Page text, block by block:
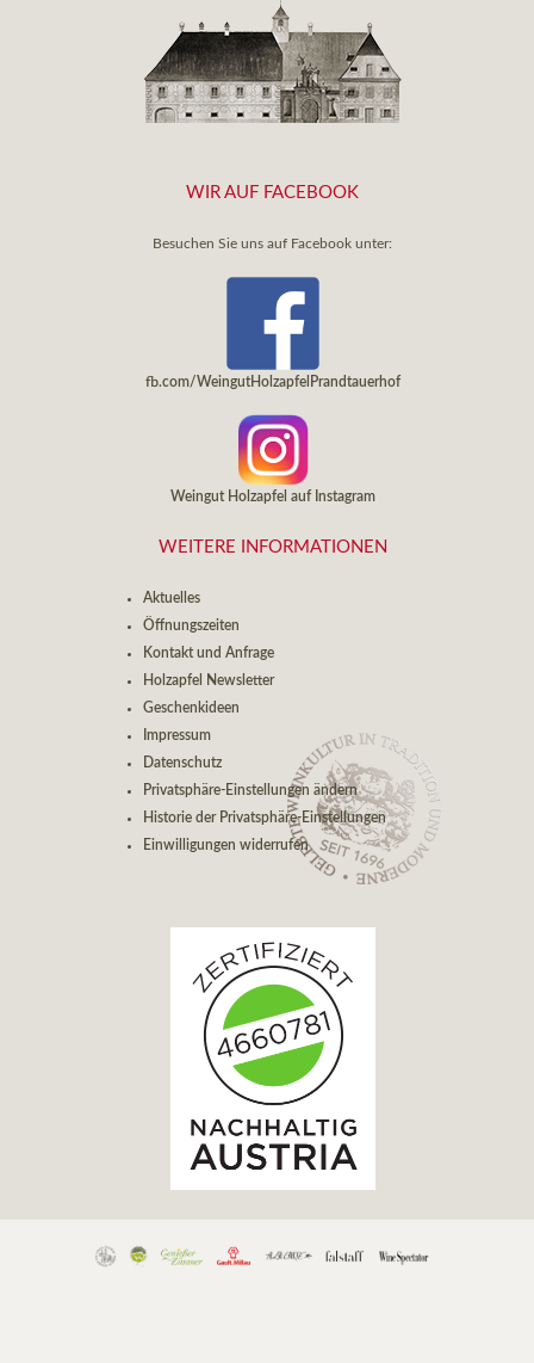
WIR AUF FACEBOOK
Besuchen Sie uns auf Facebook unter:
fb.com/WeingutHolzapfelPrandtauerhof
Weingut Holzapfel auf Instagram
WEITERE INFORMATIONEN
Aktuelles
Öffnungszeiten
Kontakt und Anfrage
Holzapfel Newsletter
Geschenkideen
Impressum
Datenschutz
Privatsphäre-Einstellungen ändern
Historie der Privatsphäre-Einstellungen
Einwilligungen widerrufen